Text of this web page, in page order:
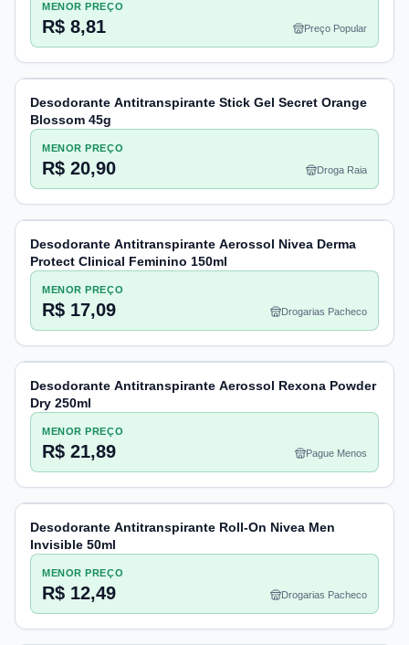
MENOR PREÇO
R$ 8,81 Preço Popular
Desodorante Antitranspirante Stick Gel Secret Orange
Blossom 45g
MENOR PREÇO
R$ 20,90 Droga Raia
Desodorante Antitranspirante Aerossol Nivea Derma
Protect Clinical Feminino 150ml
MENOR PREÇO
R$ 17,09 Drogarias Pacheco
Desodorante Antitranspirante Aerossol Rexona Powder
Dry 250ml
MENOR PREÇO
R$ 21,89 Pague Menos
Desodorante Antitranspirante Roll-On Nivea Men
Invisible 50ml
MENOR PREÇO
R$ 12,49 Drogarias Pacheco